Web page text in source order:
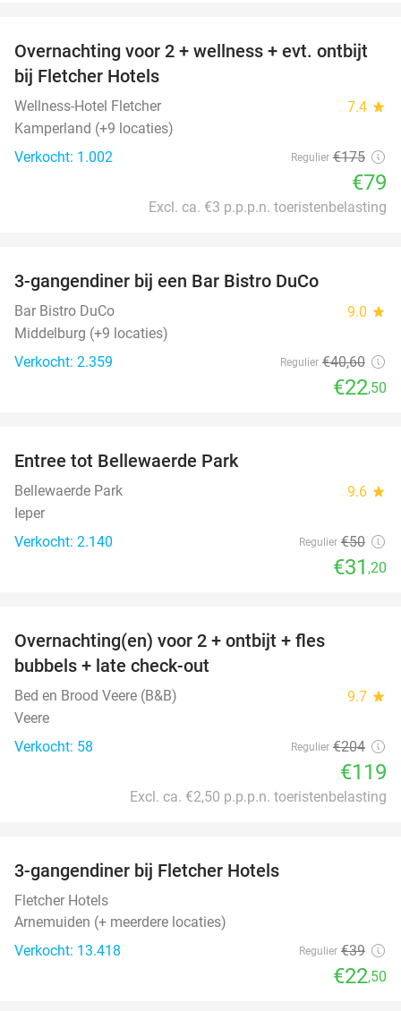
55%
Overnachting voor 2 + wellness + evt. ontbijt
bij Fletcher Hotels
Wellness-Hotel Fletcher 7.4 star
Kamperland (+9 locaties)
Verkocht: 1.002
Regulier €175
€79
Excl. ca. €3 p.p.p.n. toeristenbelasting
3-gangendiner bij een Bar Bistro DuCo
Bar Bistro DuCo 9.0 star
Middelburg (+9 locaties)
Verkocht: 2.359
Regulier €40,60
€22,50
Entree tot Bellewaerde Park
Bellewaerde Park 9.6 star
Ieper
Verkocht: 2.140
Regulier €50
€31 ,20
Overnachting(en) voor 2 + ontbijt + fles
bubbels + late check-out
Bed en Brood Veere (B&B) 9.7 star
Veere
Verkocht: 58
Regulier €204
€119
Excl. ca. €2,50 p.p.p.n. toeristenbelasting
3-gangendiner bij Fletcher Hotels
Fletcher Hotels
Arnemuiden (+ meerdere locaties)
Verkocht: 13.418
Regulier €39
€22,50